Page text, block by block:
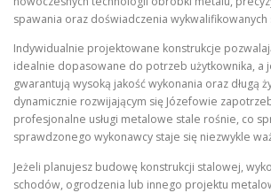
spawania oraz doświadczenia
Indywidualnie projektowane konstrukcje
idealnie dopasowane do potrzeb użytkownika, a
gwarantują wysoką jakość wykonania oraz długą
dynamicznie rozwijającym się Józefowie
profesjonalne usługi metalowe stale rośnie, co
sprawdzonego wykonawcy staje się niezwykle
Jeżeli planujesz budowę konstrukcji stalowej,
schodów, ogrodzenia lub innego projektu